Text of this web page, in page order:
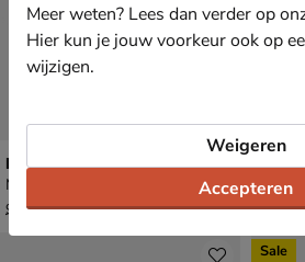
Nelson
Mocassins & loafers - blauw
van € 99,99 voor € 69,99
99 99 69,99 €
139,
Sale
Meer weten? Lees dan verder op
Hier kun je jouw voorkeur ook op
wijzigen.
Accepteren
Weigeren